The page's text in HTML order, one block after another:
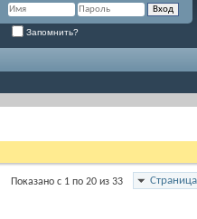
Запомнить?
Показано с 1 по 20 из 33